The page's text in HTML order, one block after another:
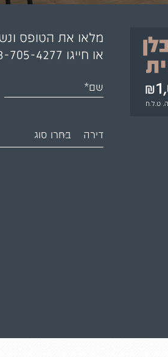
מלאו את הטופס
או חייגו 705-4277
שם*
דירה